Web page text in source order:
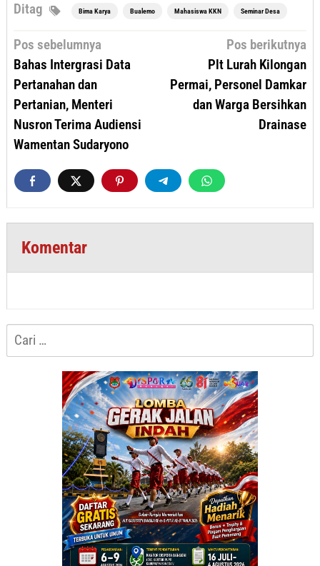
Ditag Bima Karya Bualemo Mahasiswa KKN Seminar Desa
Navigasi
Pos sebelumnya
Bahas Intergrasi Data
Pertanahan dan
Pertanian, Menteri
Nusron Terima Audiensi
Wamentan Sudaryono
Pos berikutnya
Plt Lurah Kilongan
Permai, Personel Damkar
dan Warga Bersihkan
Drainase
Komentar
Cari
untuk: